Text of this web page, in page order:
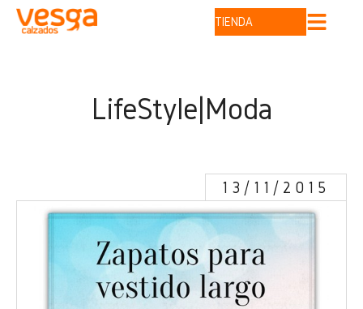
TIENDA
LifeStyle|Moda
13/11/2015